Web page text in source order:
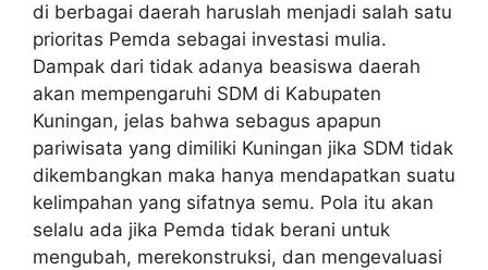
di berbagai daerah haruslah menjadi salah satu
prioritas Pemda sebagai investasi mulia.
Dampak dari tidak adanya beasiswa daerah
akan mempengaruhi SDM di Kabupaten
Kuningan, jelas bahwa sebagus apapun
pariwisata yang dimiliki Kuningan jika SDM tidak
dikembangkan maka hanya mendapatkan suatu
kelimpahan yang sifatnya semu. Pola itu akan
selalu ada jika Pemda tidak berani untuk
mengubah, merekonstruksi, dan mengevaluasi